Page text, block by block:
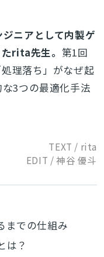
ニアとして内製ゲ
rita先生。 第1回
処理落ち」がなぜ起
3つの最適化手法
TEXT / rita
EDIT / 神谷 優斗
までの仕組み
は？